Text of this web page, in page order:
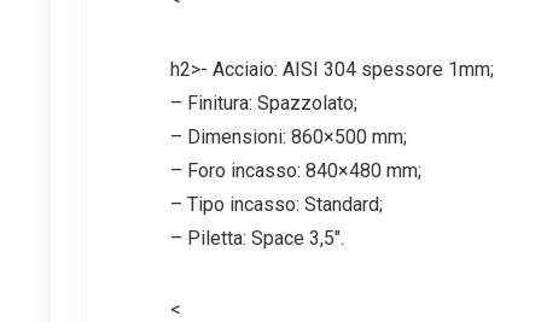
h2>- Acciaio: AISI 304 spessore 1mm;
– Finitura: Spazzolato;
– Dimensioni: 860×500 mm;
– Foro incasso: 840×480 mm;
– Tipo incasso: Standard;
– Piletta: Space 3,5″.
<